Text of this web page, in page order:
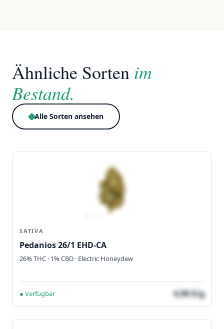
Ähnliche Sorten im
Bestand.
Alle Sorten ansehen
SATIVA
Pedanios 26/1 EHD-CA
26% THC · 1% CBD · Electric Honeydew
● Verfügbar 4,90 €/g